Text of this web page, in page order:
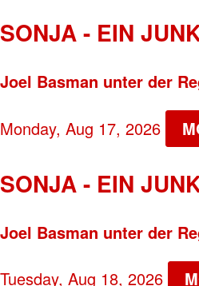
SONJA - EIN
Joel Basman unter der
Monday, Aug 17, 2026
SONJA - EIN
Joel Basman unter der
Tuesday, Aug 18, 2026